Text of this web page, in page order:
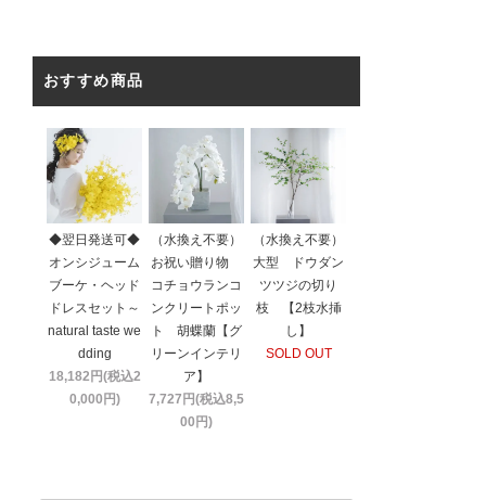
おすすめ商品
◆翌日発送可◆
オンシジューム
ブーケ・ヘッド
ドレスセット～
natural taste we
dding
18,182円(税込2
0,000円)
（水換え不要）
お祝い贈り物
コチョウランコ
ンクリートポッ
ト 胡蝶蘭【グ
リーンインテリ
ア】
7,727円(税込8,5
00円)
（水換え不要）
大型 ドウダン
ツツジの切り
枝 【2枝水挿
し】
SOLD OUT